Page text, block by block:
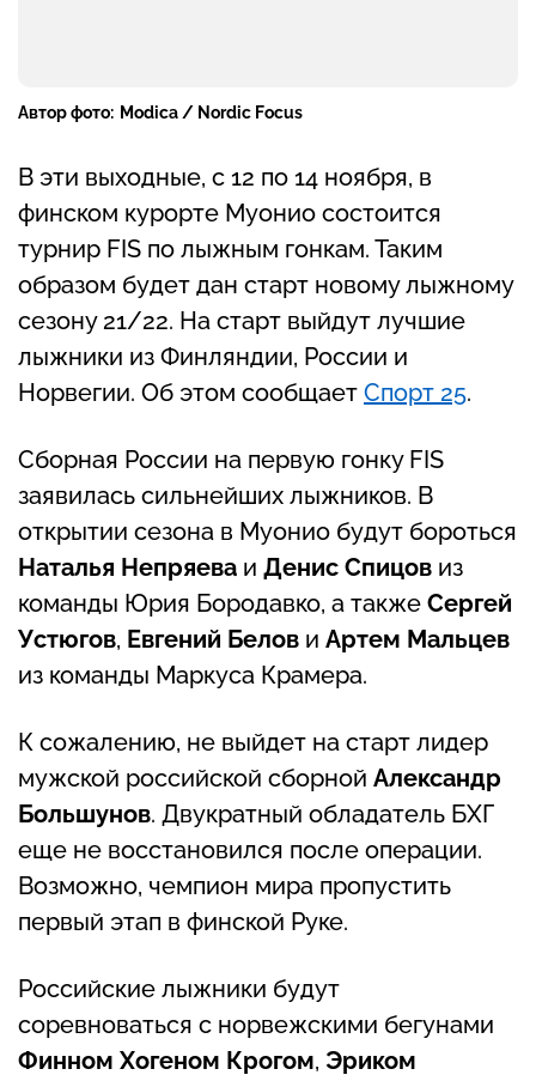
Автор фото: Modica / Nordic Focus
В эти выходные, с 12 по 14 ноября, в
финском курорте Муонио состоится
турнир FIS по лыжным гонкам. Таким
образом будет дан старт новому лыжному
сезону 21/22. На старт выйдут лучшие
лыжники из Финляндии, России и
Норвегии. Об этом сообщает Спорт 25.
Сборная России на первую гонку FIS
заявилась сильнейших лыжников. В
открытии сезона в Муонио будут бороться
Наталья Непряева и Денис Спицов из
команды Юрия Бородавко, а также Сергей
Устюгов, Евгений Белов и Артем Мальцев
из команды Маркуса Крамера.
К сожалению, не выйдет на старт лидер
мужской российской сборной Александр
Большунов. Двукратный обладатель БХГ
еще не восстановился после операции.
Возможно, чемпион мира пропустить
первый этап в финской Руке.
Российские лыжники будут
соревноваться с норвежскими бегунами
Финном Хогеном Крогом, Эриком